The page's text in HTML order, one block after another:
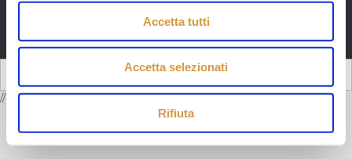
Accetta tutti
Accetta selezionati
Rifiuta
Media
//]]>